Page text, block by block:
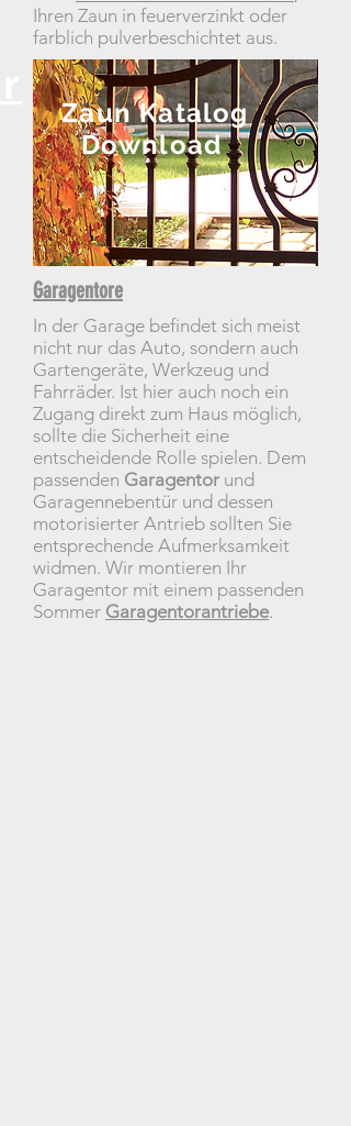
Ihren Zaun in feuerverzinkt oder
farblich pulverbeschichtet aus.
Zaun Katalog
Download
Garagentore
In der Garage befindet sich meist
nicht nur das Auto, sondern auch
Gartengeräte, Werkzeug und
Fahrräder. Ist hier auch noch ein
Zugang direkt zum Haus möglich,
sollte die Sicherheit eine
entscheidende Rolle spielen. Dem
passenden Garagentor und
Garagennebentür und dessen
motorisierter Antrieb sollten Sie
entsprechende Aufmerksamkeit
widmen. Wir montieren Ihr
Garagentor mit einem passenden
Sommer Garagentorantriebe.